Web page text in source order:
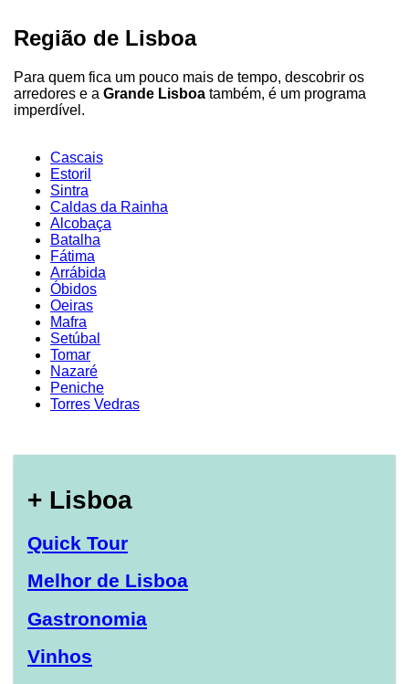
Região de Lisboa
Para quem fica um pouco mais de tempo, descobrir os
arredores e a Grande Lisboa também, é um programa
imperdível.
Cascais
Estoril
Sintra
Caldas da Rainha
Alcobaça
Batalha
Fátima
Arrábida
Óbidos
Oeiras
Mafra
Setúbal
Tomar
Nazaré
Peniche
Torres Vedras
+ Lisboa
Quick Tour
Melhor de Lisboa
Gastronomia
Vinhos